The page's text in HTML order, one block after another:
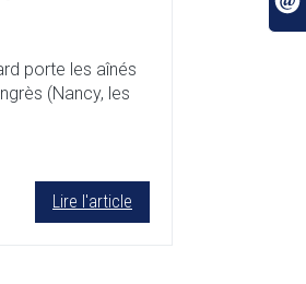
porte les aînés
(Nancy, les
Lire l'article